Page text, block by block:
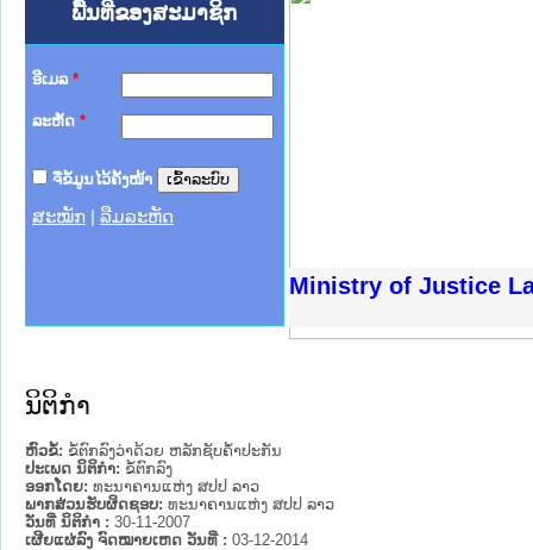
ພື້ນທີ່ຂອງສະມາຊິກ
ອີເມລ *
ລະຫັດ *
ຈື່ຂໍ້ມູນໄວ້ຄັ້ງໜ້າ
ສະໝັກ ລືມລະຫັດ
Ministry of Justice
າຊົນ ພາກເໜືອ
ການ
ກາງ
ໃຕ້
ຕຳຫຼວດປະຊາຊົນ
ສັນຕິບານປະຊາຊົນ
ກເໜືອ
າຊົນ ພາກກາງ
ນິຕິກໍາ
ຫົວຂໍ້: ຂໍ້ຕົກລົງວ່າດ້ວຍ ຫລັກຊັບຄ້ຳປະກັນ
ປະເພດ ນິຕິກໍາ: ຂໍ້ຕົກລົງ
ອອກໂດຍ: ທະນາຄານແຫ່ງ ສປປ ລາວ
ພາກສ່ວນຮັບຜິດຊອບ: ທະນາຄານແຫ່ງ ສປປ ລາວ
ວັນທີ່ ນິຕິກໍາ : 30-11-2007
ເຜີຍແຜ່ລົງ ຈົດໝາຍເຫດ ວັນທີ່ : 03-12-2014